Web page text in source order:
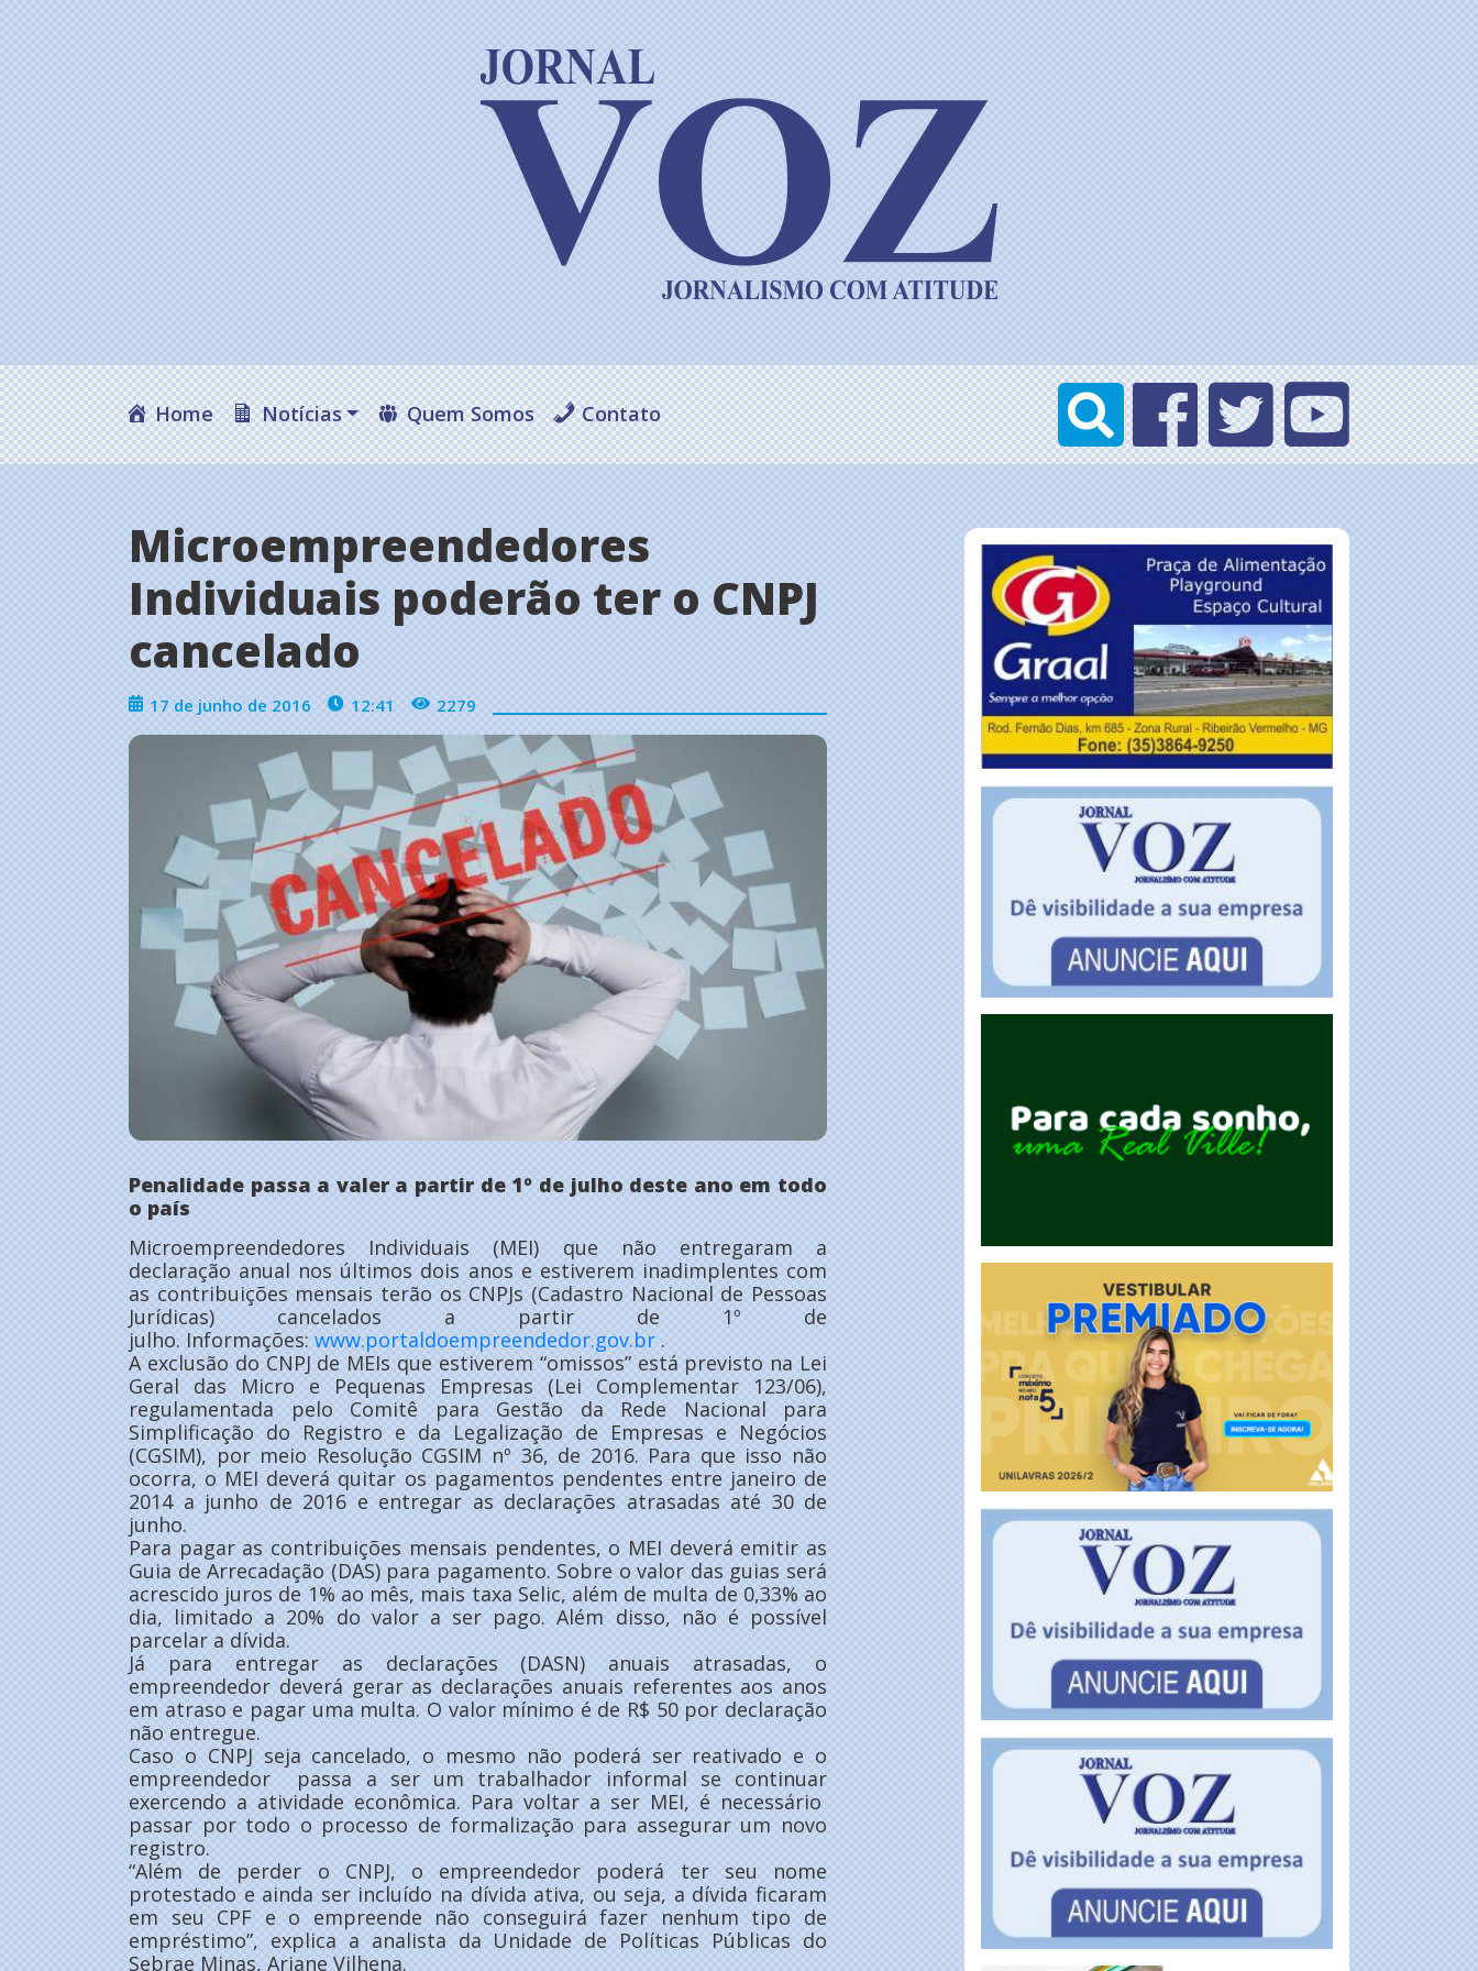
Home Notícias Quem Somos Contato
Microempreendedores
Individuais poderão ter o CNPJ
cancelado
17 de junho de 2016 12:41 2279
Penalidade passa a valer a partir de 1º de julho deste ano em todo
o país
Microempreendedores Individuais (MEI) que não entregaram a
declaração anual nos últimos dois anos e estiverem inadimplentes com
as contribuições mensais terão os CNPJs (Cadastro Nacional de Pessoas
Jurídicas) cancelados a partir de 1º de
julho. Informações: www.portaldoempreendedor.gov.br .
A exclusão do CNPJ de MEIs que estiverem “omissos” está previsto na Lei
Geral das Micro e Pequenas Empresas (Lei Complementar 123/06),
regulamentada pelo Comitê para Gestão da Rede Nacional para
Simplificação do Registro e da Legalização de Empresas e Negócios
(CGSIM), por meio Resolução CGSIM nº 36, de 2016. Para que isso não
ocorra, o MEI deverá quitar os pagamentos pendentes entre janeiro de
2014 a junho de 2016 e entregar as declarações atrasadas até 30 de
junho.
Para pagar as contribuições mensais pendentes, o MEI deverá emitir as
Guia de Arrecadação (DAS) para pagamento. Sobre o valor das guias será
acrescido juros de 1% ao mês, mais taxa Selic, além de multa de 0,33% ao
dia, limitado a 20% do valor a ser pago. Além disso, não é possível
parcelar a dívida.
Já para entregar as declarações (DASN) anuais atrasadas, o
empreendedor deverá gerar as declarações anuais referentes aos anos
em atraso e pagar uma multa. O valor mínimo é de R$ 50 por declaração
não entregue.
Caso o CNPJ seja cancelado, o mesmo não poderá ser reativado e o
empreendedor passa a ser um trabalhador informal se continuar
exercendo a atividade econômica. Para voltar a ser MEI, é necessário
passar por todo o processo de formalização para assegurar um novo
registro.
“Além de perder o CNPJ, o empreendedor poderá ter seu nome
protestado e ainda ser incluído na dívida ativa, ou seja, a dívida ficaram
em seu CPF e o empreende não conseguirá fazer nenhum tipo de
empréstimo”, explica a analista da Unidade de Políticas Públicas do
Sebrae Minas, Ariane Vilhena.